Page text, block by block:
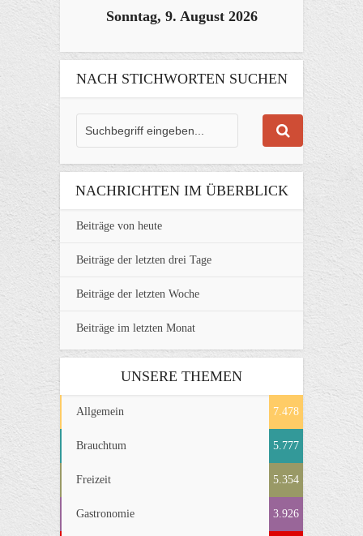
Sonntag, 9. August 2026
NACH STICHWORTEN SUCHEN
NACHRICHTEN IM ÜBERBLICK
Beiträge von heute
Beiträge der letzten drei Tage
Beiträge der letzten Woche
Beiträge im letzten Monat
UNSERE THEMEN
Allgemein 7.478
Brauchtum 5.777
Freizeit 5.354
Gastronomie 3.926